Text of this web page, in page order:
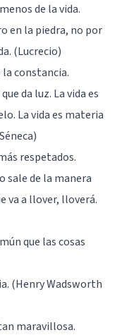
de la vida.
en la piedra, no por
(Lucrecio)
constancia.
da luz. La vida es
La vida es materia
respetados.
sale de la manera
va a llover, lloverá.
que las cosas
(Henry Wadsworth
maravillosa.